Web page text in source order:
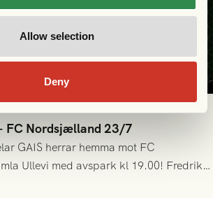
Allow selection
Deny
FC Nordsjælland 23/7
GAIS herrar hemma mot FC
Ullevi med avspark kl 19.00! Fredrik
har tagit ut följande trupp till